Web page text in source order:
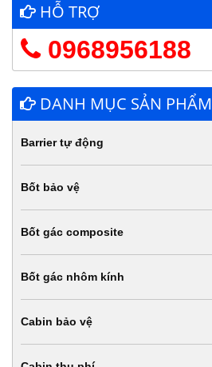
HỖ TRỢ
0968956188
DANH MỤC SẢN PHẨM
Barrier tự động
Bốt bảo vệ
Bốt gác composite
Bốt gác nhôm kính
Cabin bảo vệ